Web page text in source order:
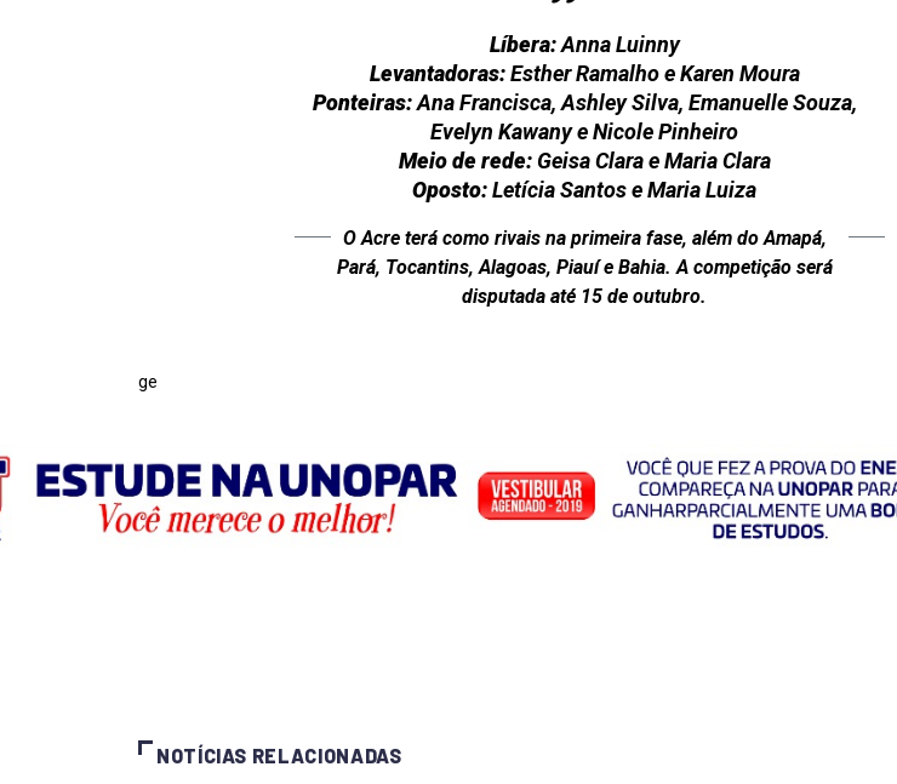
Líbera:Anna Luinny
Levantadoras:Esther Ramalho e Karen Moura
Ponteiras:Ana Francisca, Ashley Silva, Emanuelle Souza,
Evelyn Kawany e Nicole Pinheiro
Meio de rede:Geisa Clara e Maria Clara
Oposto:Letícia Santos e Maria Luiza
O Acre terá como rivais na primeira fase, além do Amapá,
Pará, Tocantins, Alagoas, Piauí e Bahia. A competição será
disputada até 15 de outubro.
ge
NOTÍCIAS RELACIONADAS